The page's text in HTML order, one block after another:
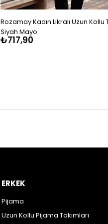
Rozamay Kadın Likralı Uzun Kollu
Siyah Mayo
₺717,90
ERKEK
Pijama
Uzun Kollu Pijama Takımları